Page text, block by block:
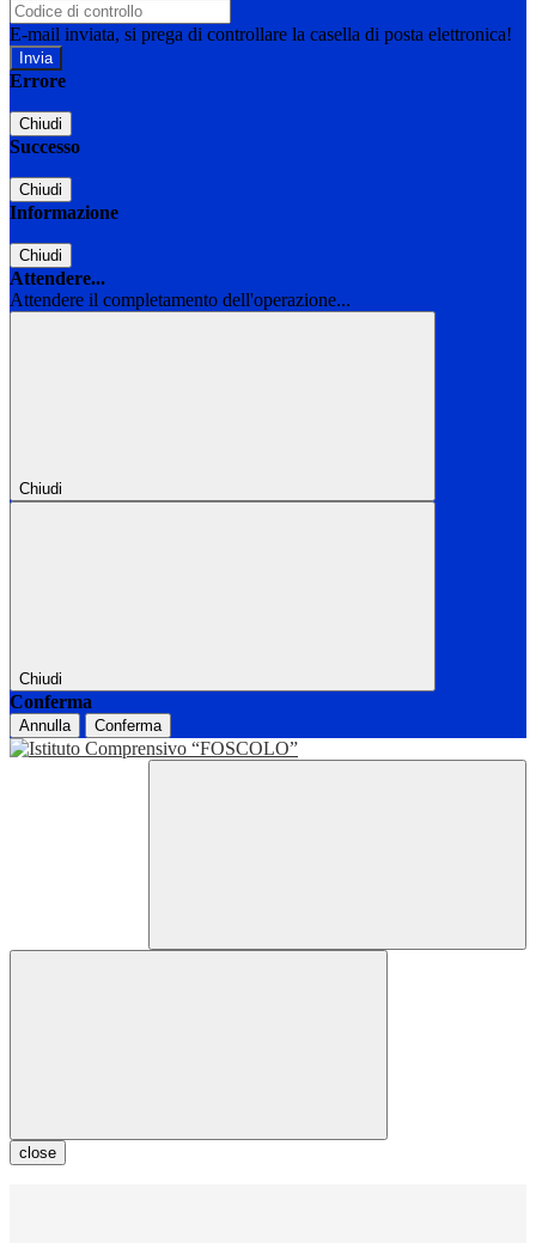
E-mail inviata, si prega di controllare la casella di posta elettronica!
Errore
Chiudi
Successo
Chiudi
Informazione
Chiudi
Attendere...
Attendere il completamento dell'operazione...
Chiudi
Chiudi
Conferma
Annulla Conferma
close